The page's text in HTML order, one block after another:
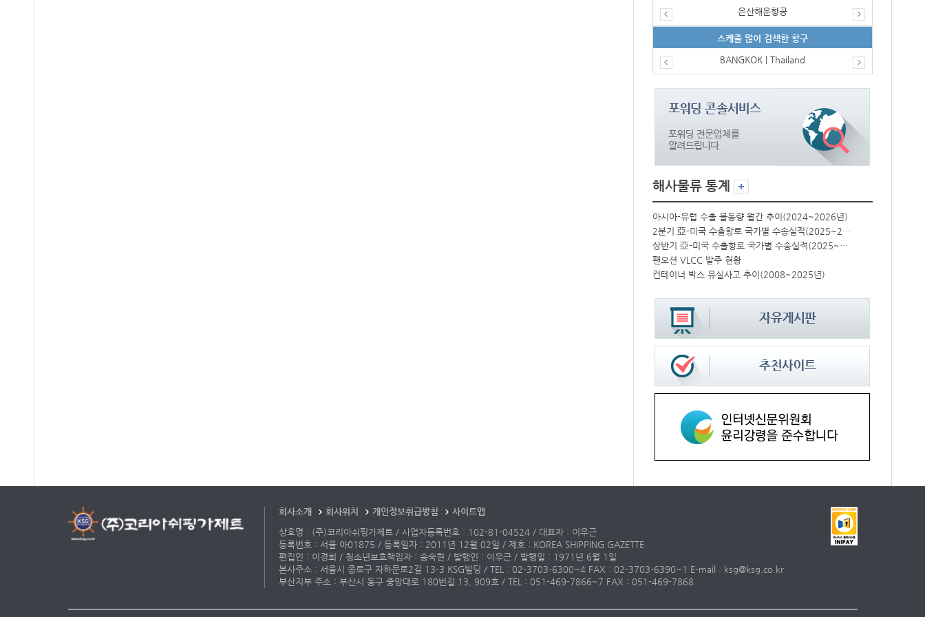
은산해운항공
스케줄 많이 검색한 항구
BANGKOK | Thailand
해사물류 통계
아시아-유럽 수출 물동량 월간 추이(2024~2026년)
2분기 亞-미국 수출항로 국가별 수송실적(2025~2026년)
상반기 亞-미국 수출항로 국가별 수송실적(2025~2026년)
팬오션 VLCC 발주 현황
컨테이너 박스 유실사고 추이(2008~2025년)
회사소개 회사위치 개인정보취급방침
사이트맵
상호명 : (주)코리아쉬핑가제트 / 사업자등록번호 : 102-81-04524 / 대표자 : 이우근
등록번호 : 서울 아01875 / 등록일자 : 2011년 12월 02일 / 제호 : KOREA SHIPPING GAZETTE
편집인 : 이경희 / 청소년보호책임자 : 송숙현 / 발행인 : 이우근 / 발행일 : 1971년 6월 1일
본사주소 : 서울시 종로구 자하문로2길 13-3 KSG빌딩 / TEL : 02-3703-6300~4 FAX : 02-3703-6390~1 E-mail : ksg@ksg.co.kr
부산지부 주소 : 부산시 동구 중앙대로 180번길 13, 909호 / TEL : 051-469-7866~7 FAX : 051-469-7868